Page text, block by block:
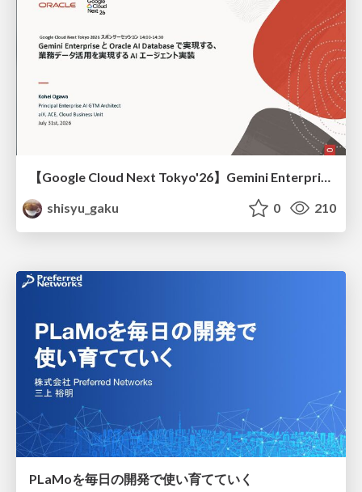
【Google Cloud Next Tokyo'26】Gemini Enterprise と Oracle AI Database で実現する、 業務データ活用を実現する AI エージェント実装
shisyu_gaku
0 210
PLaMoを毎日の開発で使い育てていく